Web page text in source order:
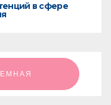
в сфере
ㅤㅤㅤㅤㅤㅤㅤ